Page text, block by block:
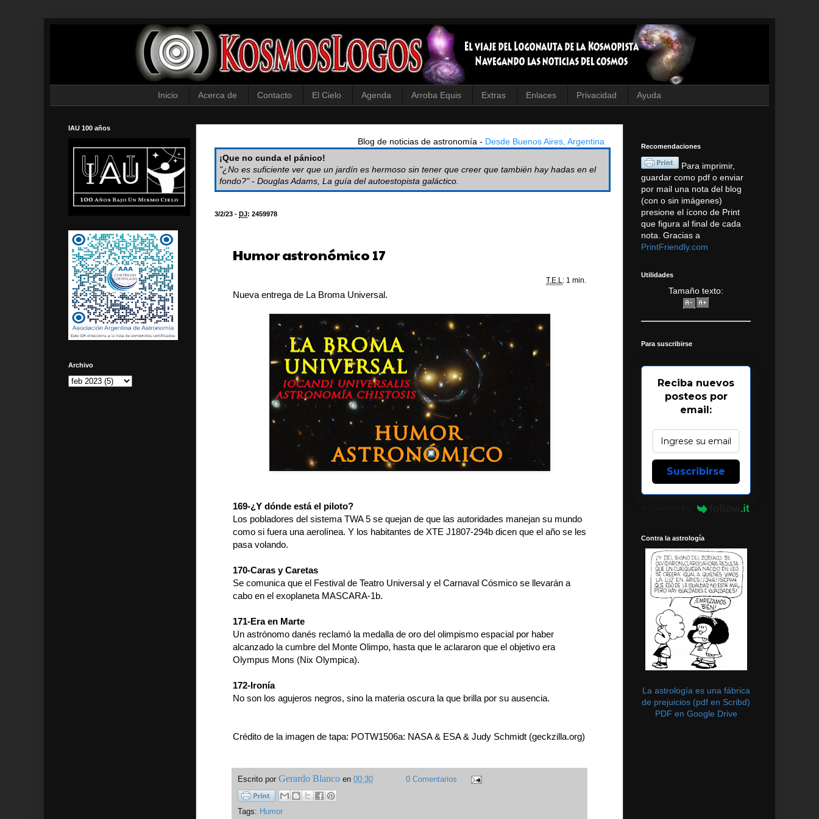
Inicio Acerca de Contacto El Cielo Agenda Arroba Equis Extras Enlaces Privacidad Ayuda
Blog de noticias de astronomía - Desde Buenos Aires, Argentina
¡Que no cunda el pánico!
"¿No es suficiente ver que un jardín es hermoso sin tener que creer que también hay hadas en el
fondo?" - Douglas Adams, La guía del autoestopista galáctico.
3/2/23 - DJ: 2459978
Humor astronómico 17
T.E.L: 1 min.
Nueva entrega de La Broma Universal.
169-¿Y dónde está el piloto?
Los pobladores del sistema TWA 5 se quejan de que las autoridades manejan su mundo
como si fuera una aerolínea. Y los habitantes de XTE J1807-294b dicen que el año se les
pasa volando.
170-Caras y Caretas
Se comunica que el Festival de Teatro Universal y el Carnaval Cósmico se llevarán a
cabo en el exoplaneta MASCARA-1b.
171-Era en Marte
Un astrónomo danés reclamó la medalla de oro del olimpismo espacial por haber
alcanzado la cumbre del Monte Olimpo, hasta que le aclararon que el objetivo era
Olympus Mons (Nix Olympica).
172-Ironía
No son los agujeros negros, sino la materia oscura la que brilla por su ausencia.
Crédito de la imagen de tapa: POTW1506a: NASA & ESA & Judy Schmidt (geckzilla.org)
Escrito por Gerardo Blanco en 00:30 0 Comentarios
Tags: Humor
IAU 100 años
Archivo
Recomendaciones
Para imprimir,
guardar como pdf o enviar
por mail una nota del blog
(con o sin imágenes)
presione el ícono de Print
que figura al final de cada
nota. Gracias a
PrintFriendly.com
Utilidades
Tamaño texto:
Para suscribirse
Reciba nuevos
posteos por
email:
Suscribirse
Contra la astrología
La astrología es una fábrica
de prejuicios (pdf en Scribd)
PDF en Google Drive